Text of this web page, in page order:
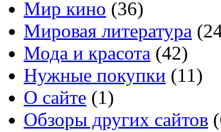
Мир кино (36)
Мировая литература
Мода и красота (42)
Нужные покупки (11)
О сайте (1)
Обзоры других сайтов